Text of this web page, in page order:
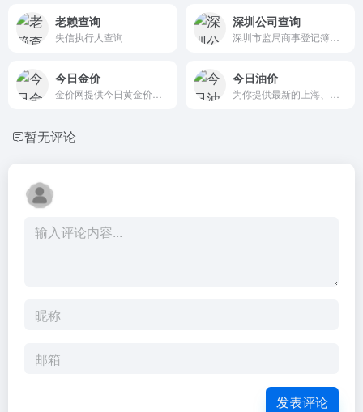
老赖查询
失信执行人查询
深圳公司查询
今日金价 今日油价
暂无评论
发表评论